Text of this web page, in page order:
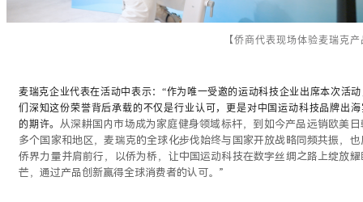
【侨商代表现场体验麦瑞克
麦瑞克企业代表在活动中表示：“作为唯一受邀的运动科技企业出席本次活
们深知这份荣誉背后承载的不仅是行业认可，更是对中国运动科技品牌出海
的期许。 从深耕国内市场成为家庭健身领域标杆，到如今产品远销欧美日
多个国家和地区，麦瑞克的全球化步伐始终与国家开放战略同频共振，也
侨界力量并肩前行，以侨为桥，让中国运动科技在数字丝绸之路上绽放耀
芒，通过产品创新赢得全球消费者的认可。”